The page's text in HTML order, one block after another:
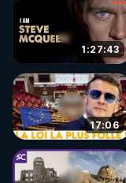
1:27:43
17:06